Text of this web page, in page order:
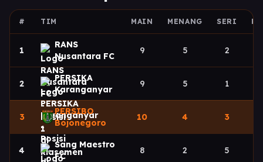
# TIM MAIN MENANG SERI
1
RANS
Nusantara FC
9 5 2
2
PERSIKA
Karanganyar
9 5 1
3
PERSIBO
Bojonegoro
10 4 3
4
Sang Maestro
FC
8 2 5